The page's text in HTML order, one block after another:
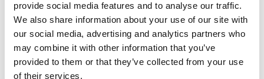
provide social media features and to analyse our traffic.
We also share information about your use of our site with
our social media, advertising and analytics partners who
may combine it with other information that you’ve
provided to them or that they’ve collected from your use
of their services.
lange nach den richtigen Worten suchen zu
müssen.
Proaktive Problemlösung: Esker Synergy AI
kann Muster in Kundenanfragen erkennen und
proaktiv Lösungen vorschlagen, bevor Probleme